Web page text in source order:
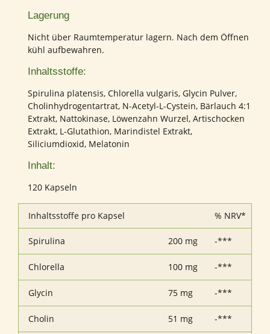
Lagerung
Nicht über Raumtemperatur lagern. Nach dem Öffnen
kühl aufbewahren.
Inhaltsstoffe:
Spirulina platensis, Chlorella vulgaris, Glycin Pulver,
Cholinhydrogentartrat, N-Acetyl-L-Cystein, Bärlauch 4:1
Extrakt, Nattokinase, Löwenzahn Wurzel, Artischocken
Extrakt, L-Glutathion, Marindistel Extrakt,
Siliciumdioxid, Melatonin
Inhalt:
120 Kapseln
Inhaltsstoffe pro Kapsel % NRV*
Spirulina 200 mg -***
Chlorella 100 mg -***
Glycin 75 mg -***
Cholin 51 mg -***